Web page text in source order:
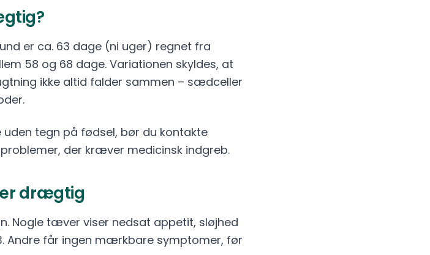
er ca. 63 dage (ni uger) regnet fra
58 og 68 dage. Variationen skyldes, at
ikke altid falder sammen – sædceller
tegn på fødsel, bør du kontakte
der kræver medicinsk indgreb.
er drægtig
Nogle tæver viser nedsat appetit, sløjhed
får ingen mærkbare symptomer, før